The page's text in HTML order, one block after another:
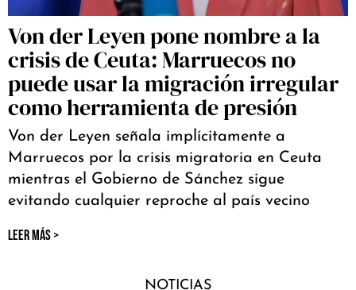
Von der Leyen pone nombre a la
crisis de Ceuta: Marruecos no
puede usar la migración irregular
como herramienta de presión
Von der Leyen señala implícitamente a
Marruecos por la crisis migratoria en Ceuta
mientras el Gobierno de Sánchez sigue
evitando cualquier reproche al país vecino
LEER MÁS >
NOTICIAS